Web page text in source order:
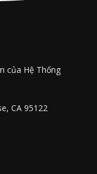
của Hệ Thống
CA 95122